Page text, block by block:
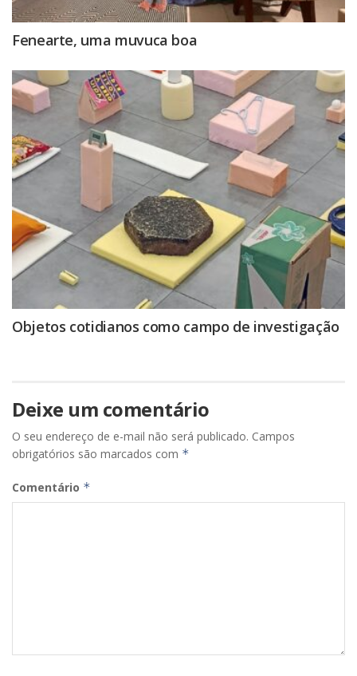
Fenearte, uma muvuca boa
Objetos cotidianos como campo de investigação
Deixe um comentário
O seu endereço de e-mail não será publicado. Campos
obrigatórios são marcados com *
Comentário *